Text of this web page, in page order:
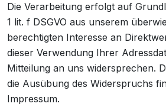
Die Verarbeitung erfolgt auf
1 lit. f DSGVO aus unserem
berechtigten Interesse an
dieser Verwendung Ihrer
Mitteilung an uns widersprechen.
die Ausübung des Widerspruchs
Impressum.